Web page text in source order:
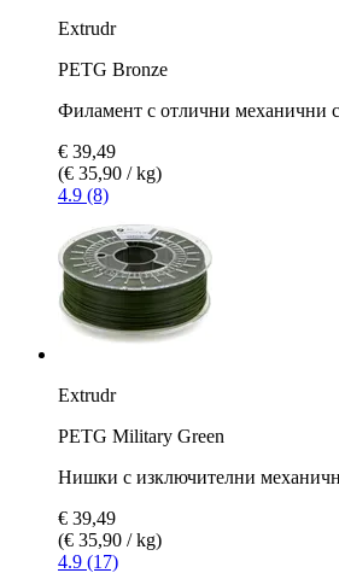
Extrudr
PETG Bronze
Филамент с отлични механични
€ 39,49
(€ 35,90 / kg)
4.9 (8)
Extrudr
PETG Military Green
Нишки с изключителни
€ 39,49
(€ 35,90 / kg)
4.9 (17)